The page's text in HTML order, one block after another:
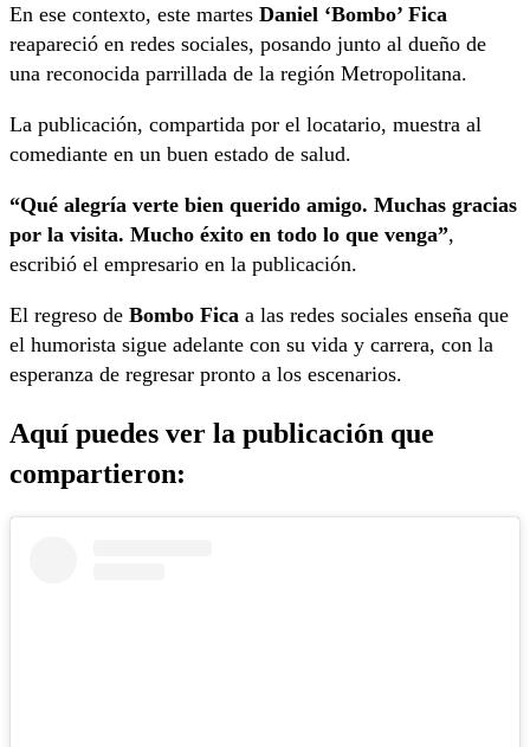
En ese contexto, este martes Daniel ‘Bombo’ Fica
reapareció en redes sociales, posando junto al dueño de
una reconocida parrillada de la región Metropolitana.
La publicación, compartida por el locatario, muestra al
comediante en un buen estado de salud.
“Qué alegría verte bien querido amigo. Muchas gracias
por la visita. Mucho éxito en todo lo que venga”,
escribió el empresario en la publicación.
El regreso de Bombo Fica a las redes sociales enseña que
el humorista sigue adelante con su vida y carrera, con la
esperanza de regresar pronto a los escenarios.
Aquí puedes ver la publicación que
compartieron: